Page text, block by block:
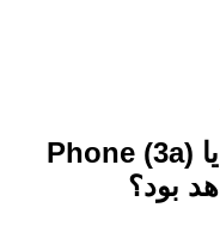
آیا Nothing Phone (3a) یا Phone (3a)